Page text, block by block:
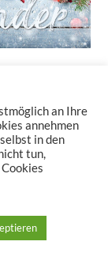
Newsletter
erhalten nicht
und
verwandeln.
an Ihre
annehmen
in den
tun,